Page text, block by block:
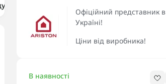
Офіційний представник в
Україні!
Ціни від виробника!
В наявності